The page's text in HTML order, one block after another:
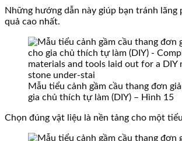
Những hướng dẫn này giúp bạn tránh lãng
quả cao nhất.
Mẫu tiểu cảnh gầm cầu thang đơn
gia chủ thích tự làm (DIY) – Hình 15
Chọn đúng vật liệu là nền tảng cho một